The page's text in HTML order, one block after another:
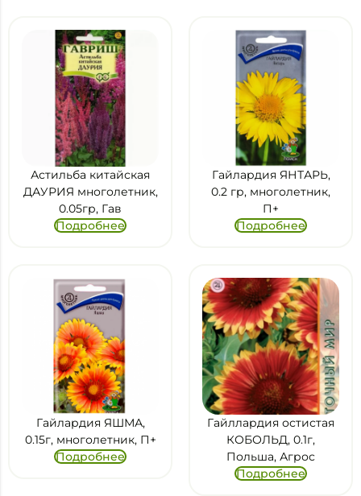
Астильба китайская
ДАУРИЯ многолетник,
0.05гр, Гав
Подробнее
Гайлардия ЯНТАРЬ,
0.2 гр, многолетник,
П+
Подробнее
Гайлардия ЯШМА,
0.15г, многолетник, П+
Подробнее
Гайллардия остистая
КОБОЛЬД, 0.1г,
Польша, Агрос
Подробнее